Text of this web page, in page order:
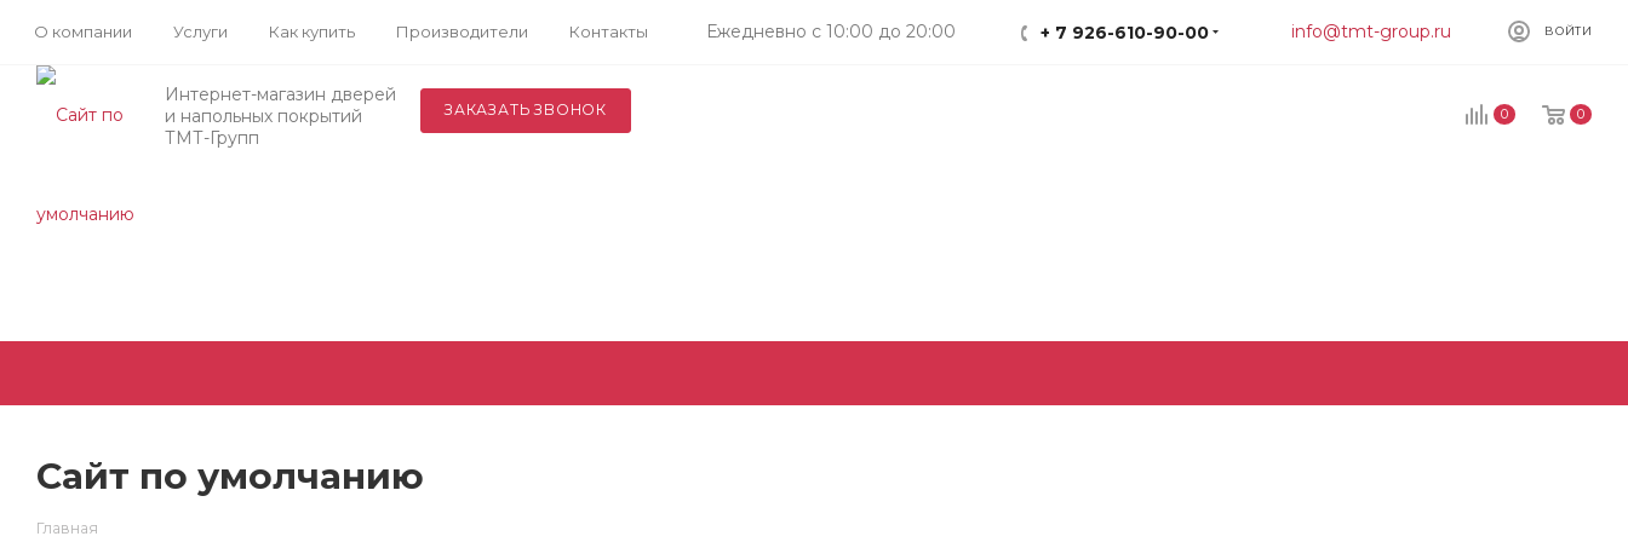
О компании Услуги Как купить Производители Контакты Ежедневно с 10:00 до 20:00 + 7 926-610-90-00 info@tmt-group.ru ВОЙТИ
Интернет-магазин дверей
и напольных покрытий
ТМТ-Групп
ЗАКАЗАТЬ ЗВОНОК 0 0
Сайт по умолчанию
Главная